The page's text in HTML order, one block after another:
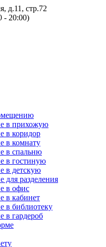
д.11, стр.72
- 20:00)
в прихожую
в коридор
в комнату
в спальню
в гостиную
в детскую
для разделения
в офис
в кабинет
в библиотеку
в гардероб